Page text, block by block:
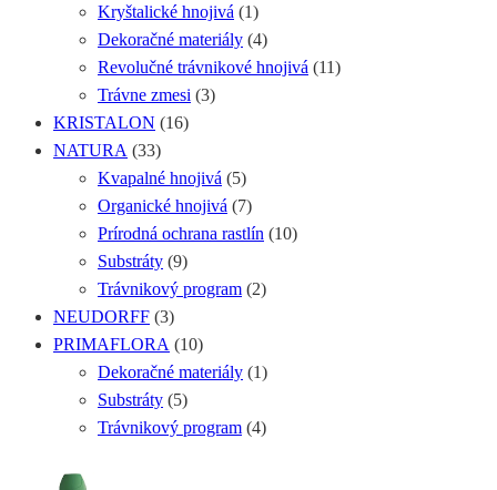
Kryštalické hnojivá (1)
Dekoračné materiály (4)
Revolučné trávnikové hnojivá (11)
Trávne zmesi (3)
KRISTALON (16)
NATURA (33)
Kvapalné hnojivá (5)
Organické hnojivá (7)
Prírodná ochrana rastlín (10)
Substráty (9)
Trávnikový program (2)
NEUDORFF (3)
PRIMAFLORA (10)
Dekoračné materiály (1)
Substráty (5)
Trávnikový program (4)